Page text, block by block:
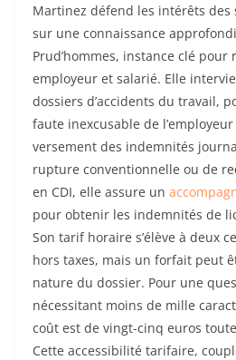
Martinez défend les intérêts des
sur une connaissance
Prud’hommes, instance clé
employeur et salarié. Elle
dossiers d’accidents du travail,
faute inexcusable de
versement des indemnités
rupture conventionnelle ou de
en CDI, elle assure un
pour obtenir les indemnités de
Son tarif horaire s’élève à deux
hors taxes, mais un forfait peut
nature du dossier. Pour une
nécessitant moins de mille
coût est de vingt-cinq euros
Cette accessibilité tarifaire,